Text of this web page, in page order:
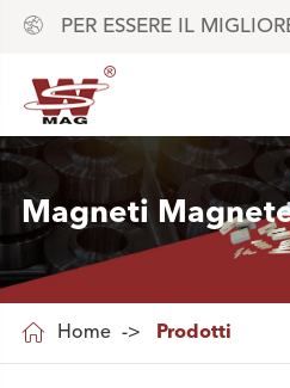
 PER ESSERE IL
Magneti
 Home Prodotti